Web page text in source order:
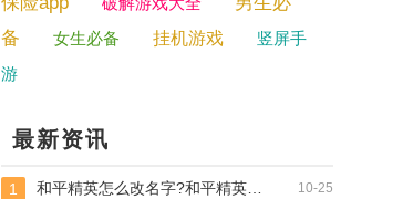
备
女生必备 挂机游戏
竖屏手
游
最新资讯
10-25
1 和平精英怎么改名字?和平精英名字方法